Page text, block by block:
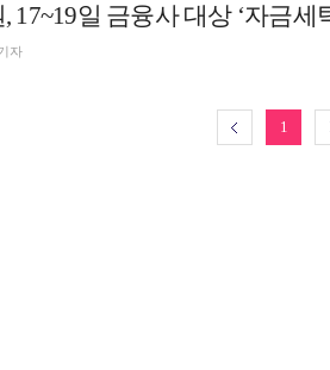
17~19일 금융사 대상 ‘자금세
자
1